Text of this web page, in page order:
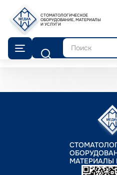
СТОМАТОЛОГИЧЕСКОЕ
ОБОРУДОВАНИЕ, МАТЕРИАЛЫ
И УСЛУГИ
Поиск
МАТЕРИАЛЫ